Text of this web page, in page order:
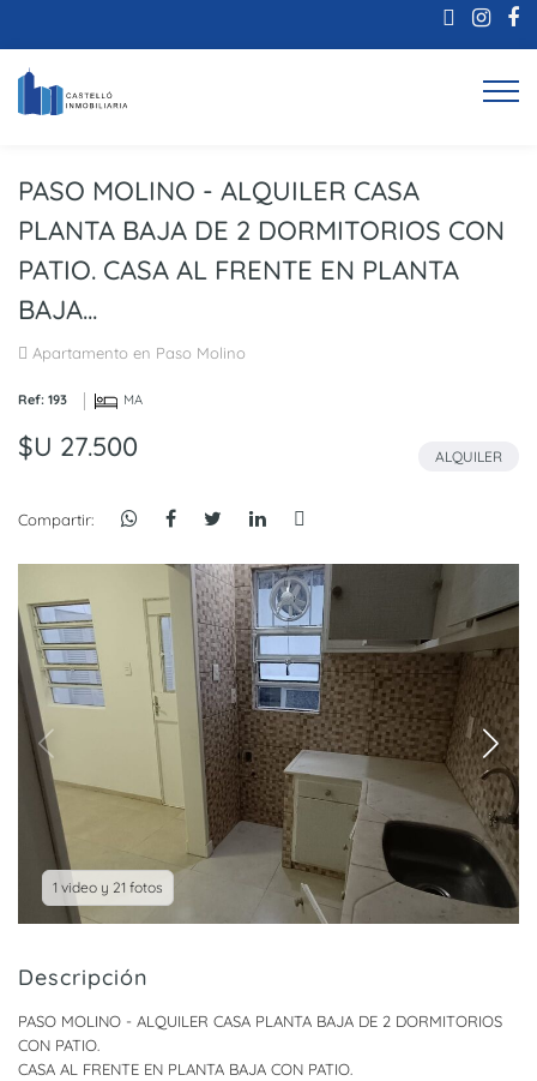
PASO MOLINO - ALQUILER CASA
PLANTA BAJA DE 2 DORMITORIOS CON
PATIO. CASA AL FRENTE EN PLANTA
BAJA...
Apartamento en Paso Molino
Ref: 193 MA
$U 27.500 ALQUILER
Compartir:
1 video y 21 fotos
Descripción
PASO MOLINO - ALQUILER CASA PLANTA BAJA DE 2 DORMITORIOS
CON PATIO.
CASA AL FRENTE EN PLANTA BAJA CON PATIO.